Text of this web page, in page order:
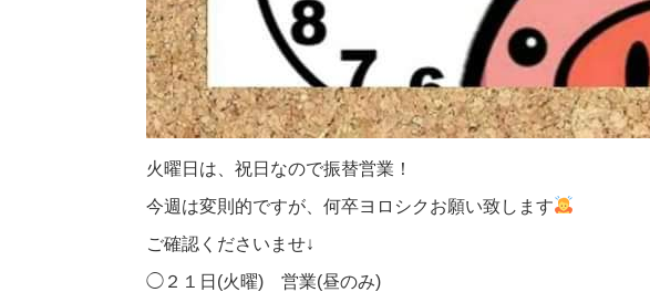
火曜日は、祝日なので振替営業！
今週は変則的ですが、何卒ヨロシクお願い致します
ご確認くださいませ↓
◯２１日(火曜) 営業(昼のみ)